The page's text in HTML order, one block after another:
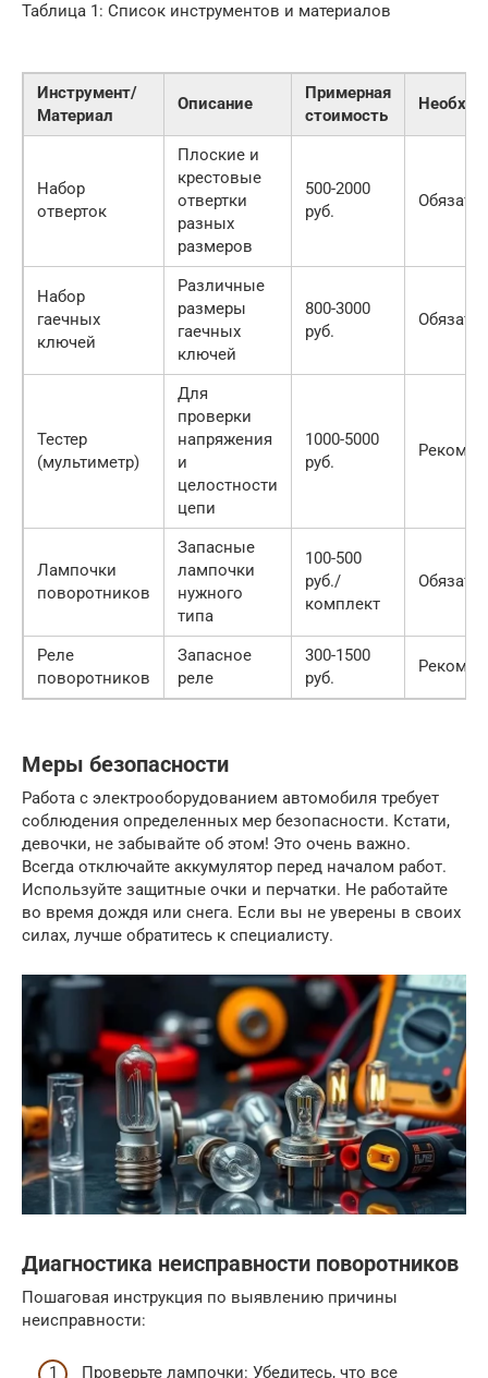
Таблица 1: Список инструментов и материалов
Инструмент/
Материал
Описание
Примерная
стоимость
Набор
отверток
Плоские и
крестовые
отвертки
разных
размеров
500-2000
руб.
Набор
гаечных
ключей
Различные
размеры
гаечных
ключей
800-3000
руб.
Тестер
(мультиметр)
Для
проверки
напряжения
и
целостности
цепи
1000-5000
руб.
Лампочки
поворотников
Запасные
лампочки
нужного
типа
100-500
руб./
комплект
Реле
поворотников
Запасное
реле
300-1500
руб.
Меры безопасности
Работа с электрооборудованием автомобиля требует
соблюдения определенных мер безопасности. Кстати,
девочки, не забывайте об этом! Это очень важно.
Всегда отключайте аккумулятор перед началом работ.
Используйте защитные очки и перчатки. Не работайте
во время дождя или снега. Если вы не уверены в своих
силах, лучше обратитесь к специалисту.
Диагностика неисправности поворотников
Пошаговая инструкция по выявлению причины
неисправности:
Проверьте лампочки: Убедитесь, что все